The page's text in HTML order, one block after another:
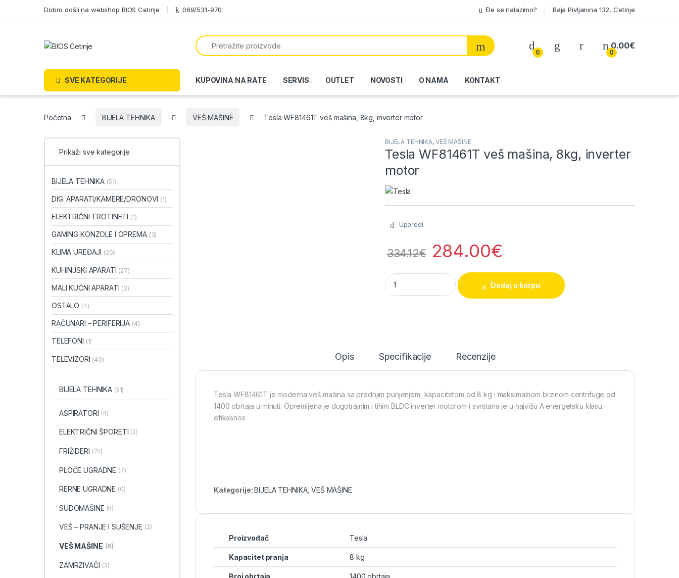
Dobro došli na webshop BIOS Cetinje 069/531-970 Đe se nalazimo? Baja Pivljanina 132, Cetinje
Search for:
0
My Account
0
0.00€
SVE KATEGORIJE KUPOVINA NA RATE SERVIS OUTLET NOVOSTI O NAMA KONTAKT
Početna BIJELA TEHNIKA VEŠ MAŠINE Tesla WF81461T veš mašina, 8kg, inverter motor
BIJELA TEHNIKA, VEŠ MAŠINE
Tesla WF81461T veš mašina, 8kg, inverter
motor
Uporedi
334.12€ 284.00€
Tesla WF81461T veš mašina, 8kg, inverter motor quantity
Dodaj u korpu
Opis Specifikacije Recenzije
Tesla WF81461T je moderna veš mašina sa prednjim punjenjem, kapacitetom od 8 kg i maksimalnom brzinom centrifuge od
1400 obrtaja u minuti. Opremljena je dugotrajnim i tihim BLDC inverter motorom i svrstana je u najvišu A energetsku klasu
efikasnos
Kategorije:BIJELA TEHNIKA,VEŠ MAŠINE
Proizvođač Tesla
Kapacitet pranja 8 kg
Broj obrtaja 1400 obrtaja
Prikaži sve kategorije
BIJELA TEHNIKA (51)
DIG. APARATI/KAMERE/DRONOVI (1)
ELEKTRIČNI TROTINETI (1)
GAMING KONZOLE I OPREMA (3)
KLIMA UREĐAJI (20)
KUHINJSKI APARATI (27)
MALI KUĆNI APARATI (3)
OSTALO (4)
RAČUNARI – PERIFERIJA (4)
TELEFONI (1)
TELEVIZORI (40)
BIJELA TEHNIKA (51)
ASPIRATORI (4)
ELEKTRIČNI ŠPORETI (2)
FRIŽIDERI (22)
PLOČE UGRADNE (7)
RERNE UGRADNE (0)
SUDOMAŠINE (5)
VEŠ – PRANJE I SUŠENJE (2)
VEŠ MAŠINE (6)
ZAMRZIVAČI (3)